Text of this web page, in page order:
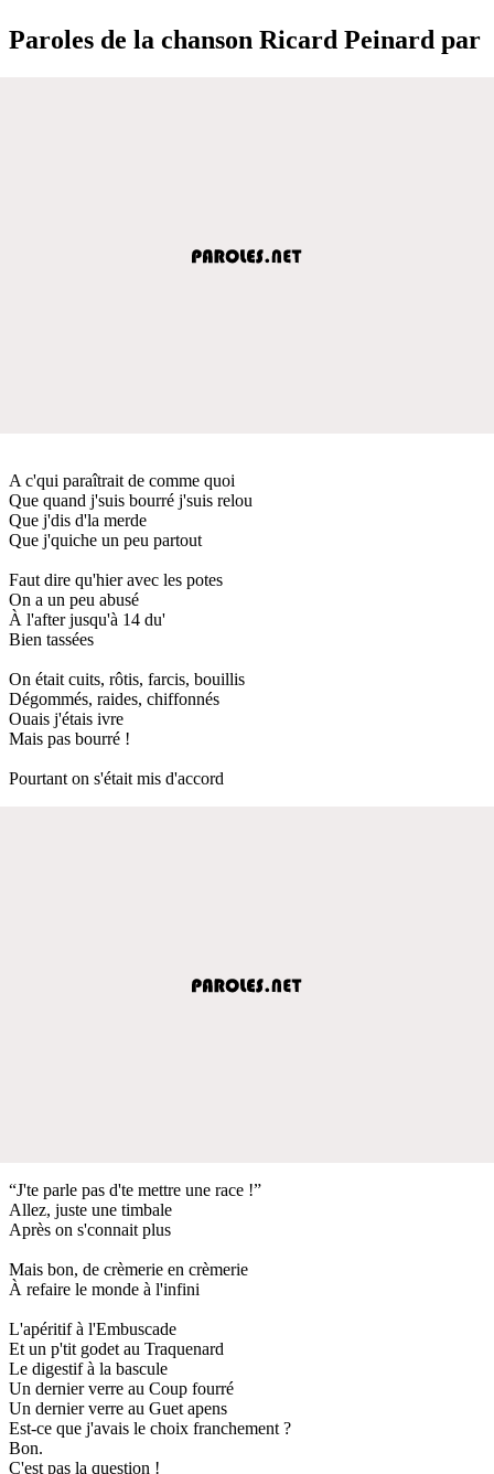
Paroles de la chanson Ricard Peinard par
A c'qui paraîtrait de comme quoi
Que quand j'suis bourré j'suis relou
Que j'dis d'la merde
Que j'quiche un peu partout
Faut dire qu'hier avec les potes
On a un peu abusé
À l'after jusqu'à 14 du'
Bien tassées
On était cuits, rôtis, farcis, bouillis
Dégommés, raides, chiffonnés
Ouais j'étais ivre
Mais pas bourré !
Pourtant on s'était mis d'accord
“J'te parle pas d'te mettre une race !”
Allez, juste une timbale
Après on s'connait plus
Mais bon, de crèmerie en crèmerie
À refaire le monde à l'infini
L'apéritif à l'Embuscade
Et un p'tit godet au Traquenard
Le digestif à la bascule
Un dernier verre au Coup fourré
Un dernier verre au Guet apens
Est-ce que j'avais le choix franchement ?
Bon.
C'est pas la question !